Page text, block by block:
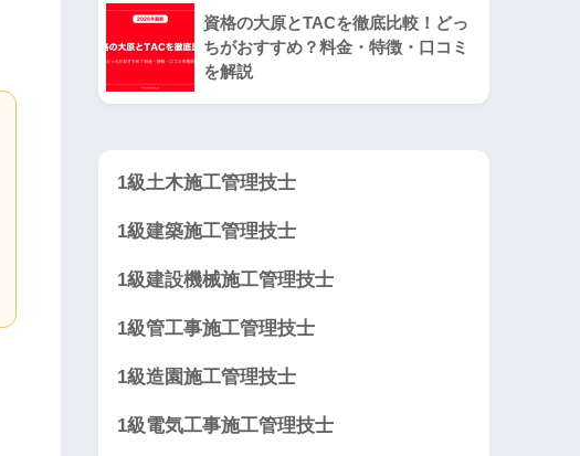
資格の大原とTACを徹底比較！どっ
ちがおすすめ？料金・特徴・口コミ
を解説
1級土木施工管理技士
1級建築施工管理技士
1級建設機械施工管理技士
1級管工事施工管理技士
1級造園施工管理技士
1級電気工事施工管理技士